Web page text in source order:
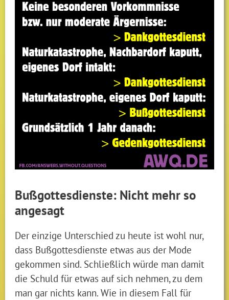
Bußgottesdienste: Nicht mehr so
angesagt
Der einzige Unterschied zu heute ist wohl nur,
dass Bußgottesdienste etwas aus der Mode
gekommen sind. Schließlich würde man damit
die Schuld für etwas auf sich nehmen, zu dem
man gar nichts kann. Wie in diesem Fall für